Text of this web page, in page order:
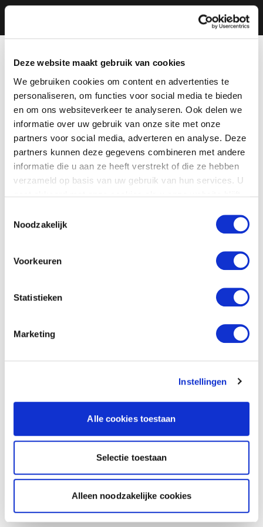
Deze website maakt gebruik van cookies
We gebruiken cookies om content en advertenties te
personaliseren, om functies voor social media te bieden
en om ons websiteverkeer te analyseren. Ook delen we
informatie over uw gebruik van onze site met onze
partners voor social media, adverteren en analyse. Deze
partners kunnen deze gegevens combineren met andere
informatie die u aan ze heeft verstrekt of die ze hebben
verzameld op basis van uw gebruik van hun services. U
Noodzakelijk
Voorkeuren
Statistieken
Marketing
Instellingen
Alle cookies toestaan
Selectie toestaan
Alleen noodzakelijke cookies